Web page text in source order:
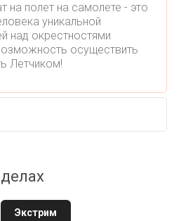
на полет на самолете - это
уникальной
над окрестностями
осуществить
Летчиком!
Экстрим